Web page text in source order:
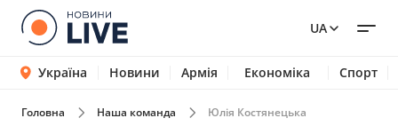
UA
Україна Новини Армія Економіка Спорт
Головна Наша команда Юлія Костянецька